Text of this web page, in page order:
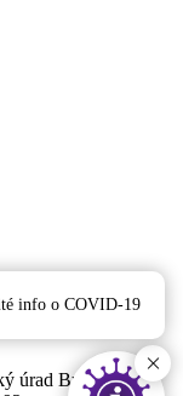
úrad Bytča,
info o COVID-19